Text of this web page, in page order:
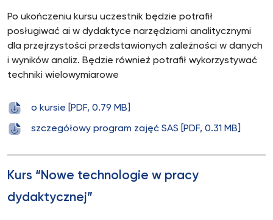
Po ukończeniu kursu uczestnik będzie potrafił
posługiwać ai w dydaktyce narzędziami analitycznymi
dla przejrzystości przedstawionych zależności w danych
i wyników analiz. Będzie również potrafił wykorzystywać
techniki wielowymiarowe
o kursie [PDF, 0.79 MB]
szczegółowy program zajęć SAS [PDF, 0.31 MB]
Kurs “Nowe technologie w pracy
dydaktycznej”